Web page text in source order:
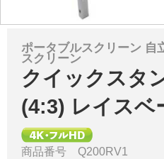
ポータブルスクリーン 自
スクリーン
クイックスタ
(4:3) レイスベ
商品番号 Q200RV1